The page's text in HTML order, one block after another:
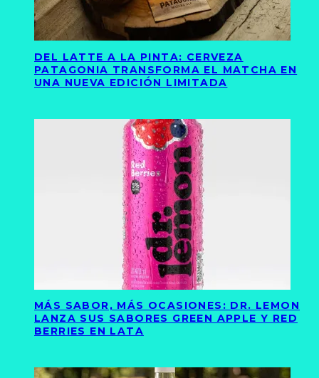
DEL LATTE A LA PINTA: CERVEZA
PATAGONIA TRANSFORMA EL MATCHA EN
UNA NUEVA EDICIÓN LIMITADA
MÁS SABOR, MÁS OCASIONES: DR. LEMON
LANZA SUS SABORES GREEN APPLE Y RED
BERRIES EN LATA